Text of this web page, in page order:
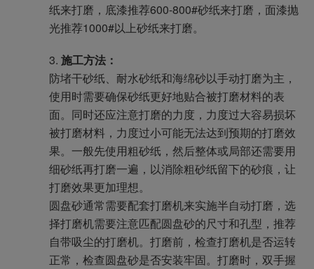
纸来打磨，底漆推荐600-800#砂纸来打磨，面漆抛
光推荐1000#以上砂纸来打磨。
施工方法：
防堵干砂纸、耐水砂纸和海绵砂以手动打磨为主，
使用时需要确保砂纸更好地贴合被打磨材料的表
面。同时还应注意打磨的力度，力度过大容易损坏
被打磨材料，力度过小可能无法达到预期的打磨效
果。一般先使用粗砂纸，然后整体或局部还需要用
细砂纸再打磨一遍，以消除粗砂纸留下的砂痕，让
打磨效果更加理想。
圆盘砂通常需要配套打磨机来实施半自动打磨，选
择打磨机需要注意匹配圆盘砂的尺寸和孔型，推荐
自带吸尘的打磨机。打磨前，检查打磨机是否运转
正常，检查圆盘砂是否安装牢固。打磨时，双手握